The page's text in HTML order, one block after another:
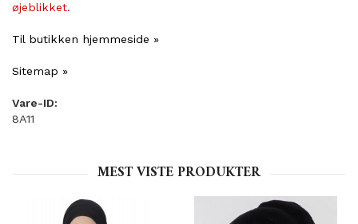
øjeblikket.
Til butikken hjemmeside »
Sitemap »
Vare-ID:
8A11
MEST VISTE PRODUKTER